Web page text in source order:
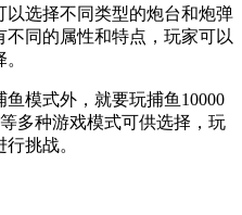
以选择不同类型的炮台和炮弹
不同的属性和特点，玩家可以
模式外，就要玩捕鱼10000
多种游戏模式可供选择，玩
挑战。